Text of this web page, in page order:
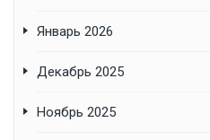
Январь 2026
Декабрь 2025
Ноябрь 2025